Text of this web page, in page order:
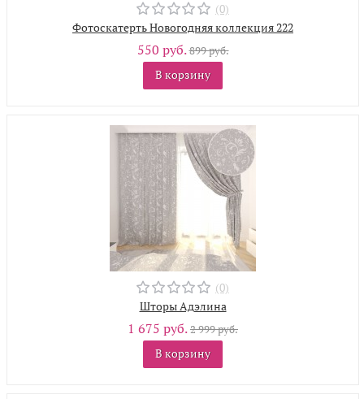
(0)
Фотоскатерть Новогодняя коллекция 222
550 руб.899 руб.
В корзину
(0)
Шторы Адэлина
1 675 руб.2 999 руб.
В корзину